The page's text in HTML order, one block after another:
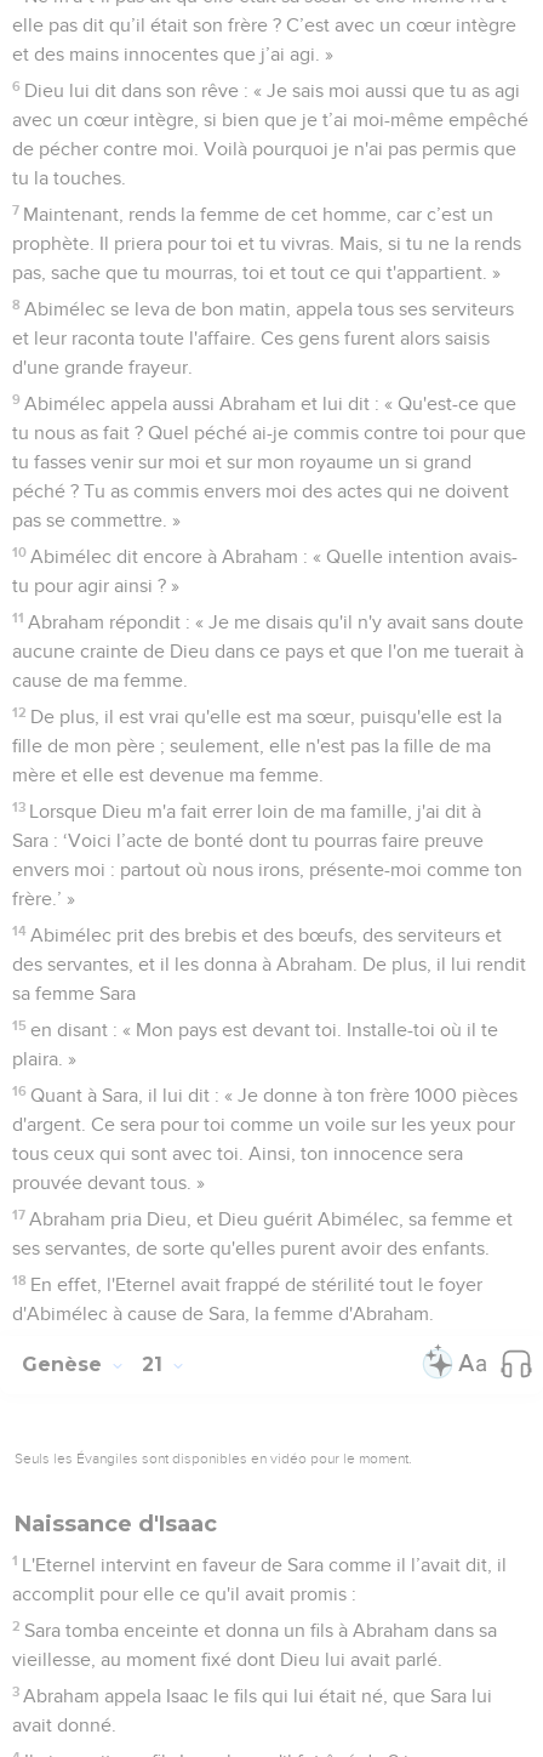
elle pas dit qu’il était son frère ? C’est avec un cœur intègre
et des mains innocentes que j’ai agi. »
6 Dieu lui dit dans son rêve : « Je sais moi aussi que tu as agi
avec un cœur intègre, si bien que je t’ai moi-même empêché
de pécher contre moi. Voilà pourquoi je n'ai pas permis que
tu la touches.
7 Maintenant, rends la femme de cet homme, car c’est un
prophète. Il priera pour toi et tu vivras. Mais, si tu ne la rends
pas, sache que tu mourras, toi et tout ce qui t'appartient. »
8 Abimélec se leva de bon matin, appela tous ses serviteurs
et leur raconta toute l'affaire. Ces gens furent alors saisis
d'une grande frayeur.
9 Abimélec appela aussi Abraham et lui dit : « Qu'est-ce que
tu nous as fait ? Quel péché ai-je commis contre toi pour que
tu fasses venir sur moi et sur mon royaume un si grand
péché ? Tu as commis envers moi des actes qui ne doivent
pas se commettre. »
10 Abimélec dit encore à Abraham : « Quelle intention avais-
tu pour agir ainsi ? »
11 Abraham répondit : « Je me disais qu'il n'y avait sans doute
aucune crainte de Dieu dans ce pays et que l'on me tuerait à
cause de ma femme.
12 De plus, il est vrai qu'elle est ma sœur, puisqu'elle est la
fille de mon père ; seulement, elle n'est pas la fille de ma
mère et elle est devenue ma femme.
13 Lorsque Dieu m'a fait errer loin de ma famille, j'ai dit à
Sara : ‘Voici l’acte de bonté dont tu pourras faire preuve
envers moi : partout où nous irons, présente-moi comme ton
frère.’ »
14 Abimélec prit des brebis et des bœufs, des serviteurs et
des servantes, et il les donna à Abraham. De plus, il lui rendit
sa femme Sara
15 en disant : « Mon pays est devant toi. Installe-toi où il te
plaira. »
16 Quant à Sara, il lui dit : « Je donne à ton frère 1000 pièces
d'argent. Ce sera pour toi comme un voile sur les yeux pour
tous ceux qui sont avec toi. Ainsi, ton innocence sera
prouvée devant tous. »
17 Abraham pria Dieu, et Dieu guérit Abimélec, sa femme et
ses servantes, de sorte qu'elles purent avoir des enfants.
18 En effet, l'Eternel avait frappé de stérilité tout le foyer
d'Abimélec à cause de Sara, la femme d'Abraham.
Genèse 21
Seuls les Évangiles sont disponibles en vidéo pour le moment.
Naissance d'Isaac
1 L'Eternel intervint en faveur de Sara comme il l’avait dit, il
accomplit pour elle ce qu'il avait promis :
2 Sara tomba enceinte et donna un fils à Abraham dans sa
vieillesse, au moment fixé dont Dieu lui avait parlé.
3 Abraham appela Isaac le fils qui lui était né, que Sara lui
avait donné.